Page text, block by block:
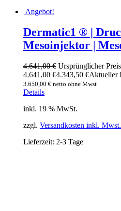
Angebot!
Dermatic1 ® |
Mesoinjektor |
4.641,00€ Ursprünglicher
4.641,00 €4.343,50 €Aktueller
3.650,00 € netto ohne Mwst
Details
inkl. 19 % MwSt.
zzgl. Versandkosten inkl. Mwst.
Lieferzeit: 2-3 Tage